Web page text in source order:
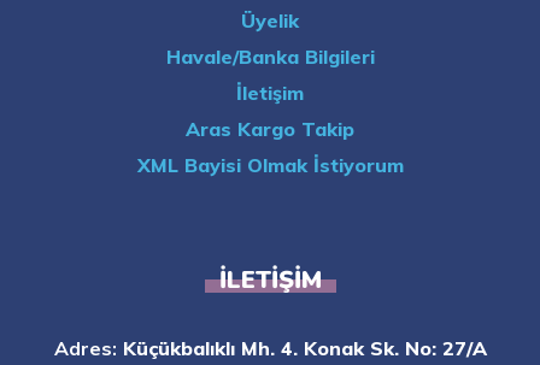
Üyelik
Havale/Banka Bilgileri
İletişim
Aras Kargo Takip
XML Bayisi Olmak İstiyorum
İLETIŞIM
Adres: Küçükbalıklı Mh. 4. Konak Sk. No: 27/A